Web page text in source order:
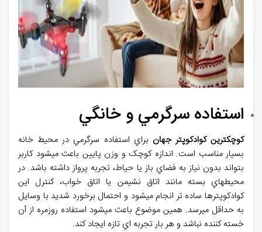
استفاده سرگرمي و خانگي
کوچکترین کوادکوپتر جهان براي استفاده سرگرمي در محيط خانه
بسيار مناسب است. اندازه کوچک و وزن پايين باعث ميشود کاربر
بتواند بدون نياز به فضاي باز يا حياط، تجربه پرواز داشته باشد. در
محيطهاي بسته مانند اتاق نشيمن يا اتاق خواب، کنترل اين
کوادکوپترها ساده تر انجام ميشود و احتمال برخورد شديد با وسايل
به حداقل ميرسد. همين موضوع باعث ميشود استفاده روزمره از آن
خسته کننده نباشد و هر بار تجربه اي تازه ايجاد کند.